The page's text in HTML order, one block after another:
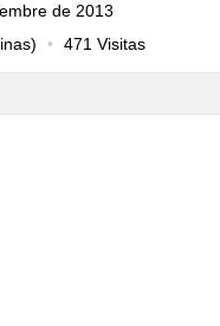
de 2013
471 Visitas